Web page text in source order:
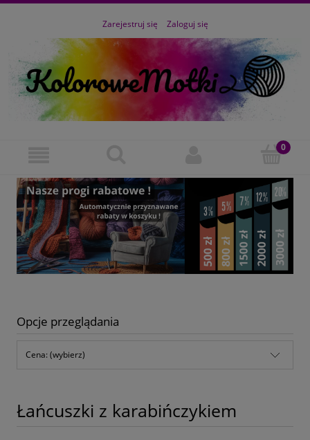
Zarejestruj się Zaloguj się
Opcje przeglądania
Cena: (wybierz)
Łańcuszki z karabińczykiem